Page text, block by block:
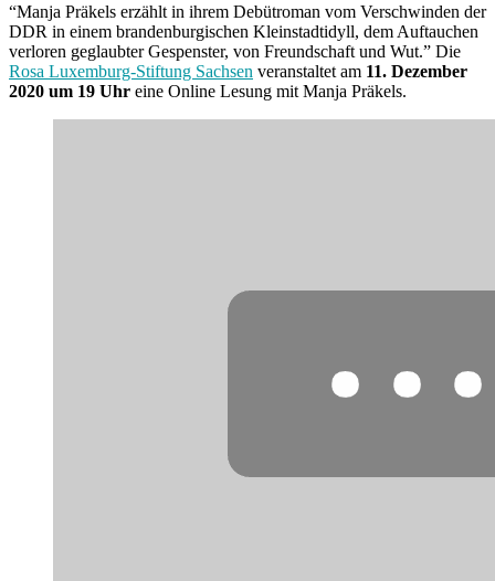
“Manja Präkels erzählt in ihrem Debütroman vom Verschwinden der
DDR in einem brandenburgischen Kleinstadtidyll, dem Auftauchen
verloren geglaubter Gespenster, von Freundschaft und Wut.” Die
Rosa Luxemburg-Stiftung Sachsen veranstaltet am 11. Dezember
2020 um 19 Uhr eine Online Lesung mit Manja Präkels.